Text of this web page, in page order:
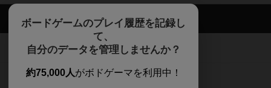
ボードゲームのプレイ履歴を記録し
て、
自分のデータを管理しませんか？
約75,000人がボドゲーマを利用中！
ボドゲーマTOP
ボードゲームを検索する
ボードゲームの新着レビュー